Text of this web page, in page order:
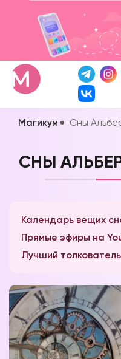
Магикум Сны
СНЫ
Календарь вещих
Прямые эфиры на
Лучший